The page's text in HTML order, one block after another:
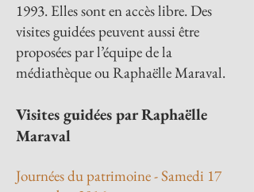
1993. Elles sont en accès libre. Des
visites guidées peuvent aussi être
proposées par l’équipe de la
médiathèque ou Raphaëlle Maraval.
Visites guidées par Raphaëlle
Maraval
Journées du patrimoine - Samedi 17